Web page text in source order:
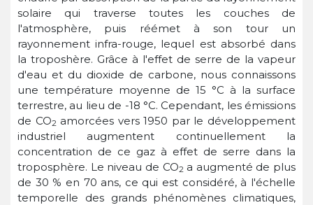
solaire qui traverse toutes les couches de
l'atmosphère, puis réémet à son tour un
rayonnement infra-rouge, lequel est absorbé dans
la troposhère. Grâce à l'effet de serre de la vapeur
d'eau et du dioxide de carbone, nous connaissons
une température moyenne de 15 °C à la surface
terrestre, au lieu de -18 °C. Cependant, les émissions
de CO2 amorcées vers 1950 par le développement
industriel augmentent continuellement la
concentration de ce gaz à effet de serre dans la
troposphère. Le niveau de CO2 a augmenté de plus
de 30 % en 70 ans, ce qui est considéré, à l'échelle
temporelle des grands phénomènes climatiques,